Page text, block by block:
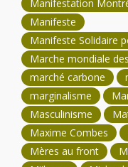
Manifestation
Manifeste
Manifeste Solidaire
Marche mondiale
marché carbone
marginalisme
Masculinisme
Maxime Combes
Mères au front